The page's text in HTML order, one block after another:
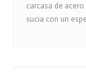
carcasa de
sucia con un